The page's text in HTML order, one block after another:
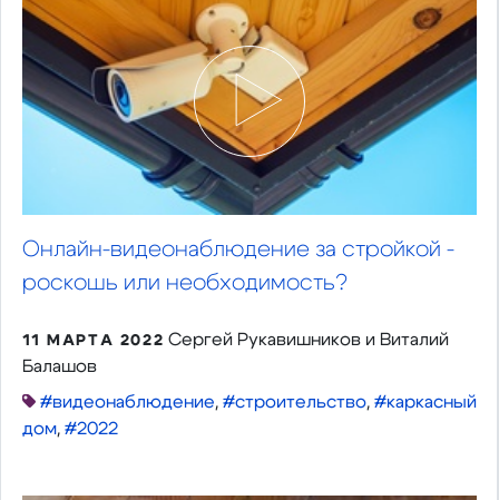
Онлайн-видеонаблюдение за стройкой -
роскошь или необходимость?
11 МАРТА 2022 Сергей Рукавишников и Виталий
Балашов
#видеонаблюдение, #строительство, #каркасный
дом, #2022